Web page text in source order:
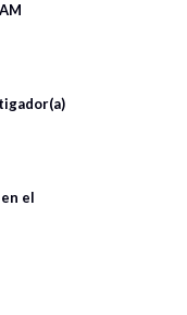
el